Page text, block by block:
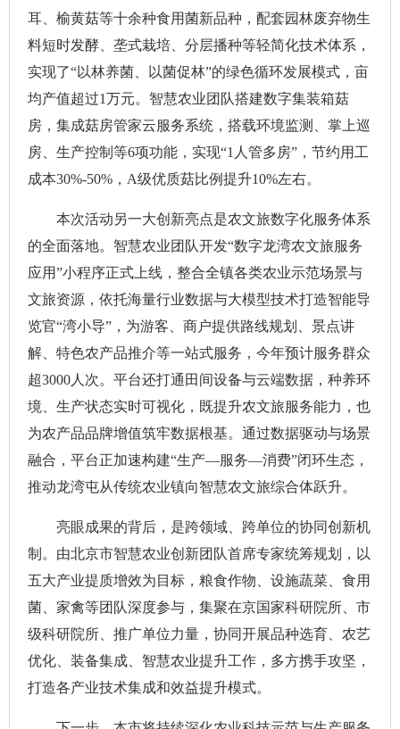
耳、榆黄菇等十余种食用菌新品种，配套园林废弃物生
料短时发酵、垄式栽培、分层播种等轻简化技术体系，
实现了“以林养菌、以菌促林”的绿色循环发展模式，亩
均产值超过1万元。智慧农业团队搭建数字集装箱菇
房，集成菇房管家云服务系统，搭载环境监测、掌上巡
房、生产控制等6项功能，实现“1人管多房”，节约用工
成本30%-50%，A级优质菇比例提升10%左右。
本次活动另一大创新亮点是农文旅数字化服务体系
的全面落地。智慧农业团队开发“数字龙湾农文旅服务
应用”小程序正式上线，整合全镇各类农业示范场景与
文旅资源，依托海量行业数据与大模型技术打造智能导
览官“湾小导”，为游客、商户提供路线规划、景点讲
解、特色农产品推介等一站式服务，今年预计服务群众
超3000人次。平台还打通田间设备与云端数据，种养环
境、生产状态实时可视化，既提升农文旅服务能力，也
为农产品品牌增值筑牢数据根基。通过数据驱动与场景
融合，平台正加速构建“生产—服务—消费”闭环生态，
推动龙湾屯从传统农业镇向智慧农文旅综合体跃升。
亮眼成果的背后，是跨领域、跨单位的协同创新机
制。由北京市智慧农业创新团队首席专家统筹规划，以
五大产业提质增效为目标，粮食作物、设施蔬菜、食用
菌、家禽等团队深度参与，集聚在京国家科研院所、市
级科研院所、推广单位力量，协同开展品种选育、农艺
优化、装备集成、智慧农业提升工作，多方携手攻坚，
打造各产业技术集成和效益提升模式。